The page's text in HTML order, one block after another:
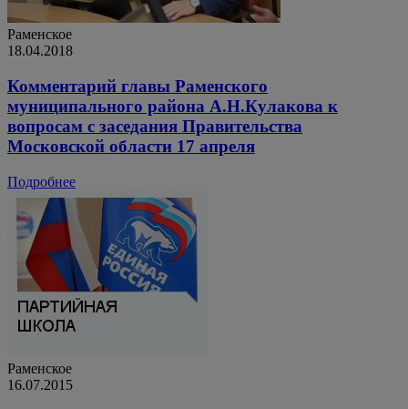
Раменское
18.04.2018
Комментарий главы Раменского
муниципального района А.Н.Кулакова к
вопросам с заседания Правительства
Московской области 17 апреля
Подробнее
Раменское
16.07.2015